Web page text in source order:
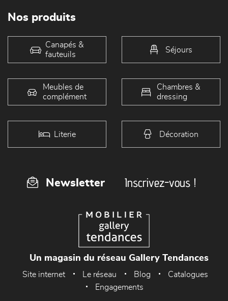
Nos produits
Canapés &
fauteuils
Séjours
Meubles de
complément
Chambres &
dressing
Literie Décoration
Newsletter Inscrivez-vous !
Un magasin du réseau Gallery Tendances
Site internet Le réseau Blog
Catalogues
Engagements